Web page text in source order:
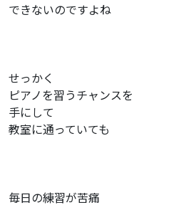
できないのですよね
せっかく
ピアノを習うチャンスを
手にして
教室に通っていても
毎日の練習が苦痛